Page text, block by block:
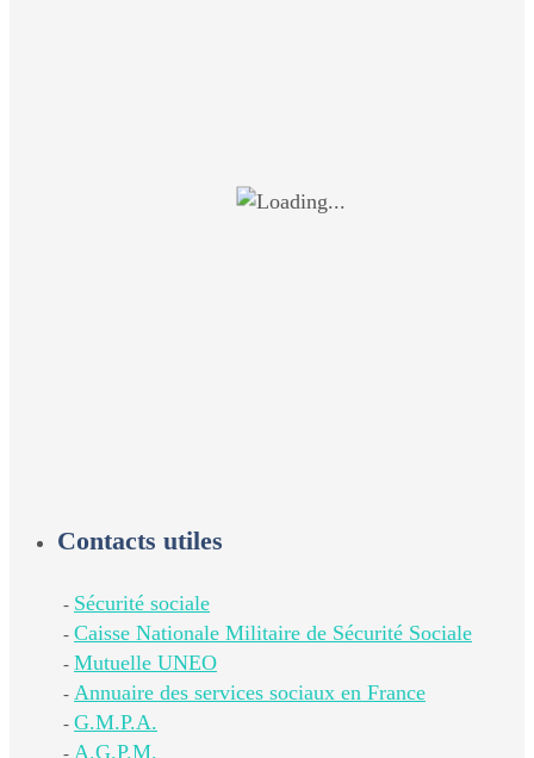
Contacts utiles
- Sécurité sociale
- Caisse Nationale Militaire de Sécurité Sociale
- Mutuelle UNEO
- Annuaire des services sociaux en France
- G.M.P.A.
- A.G.P.M.